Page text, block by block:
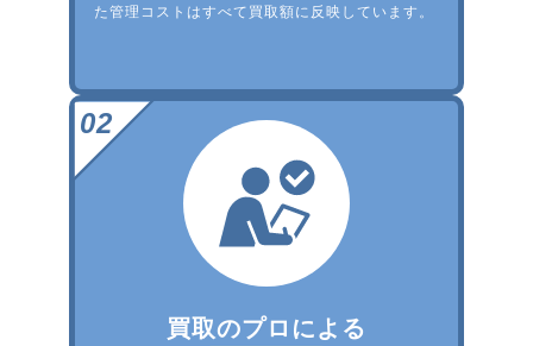
た管理コストはすべて買取額に反映しています。
買取のプロによる